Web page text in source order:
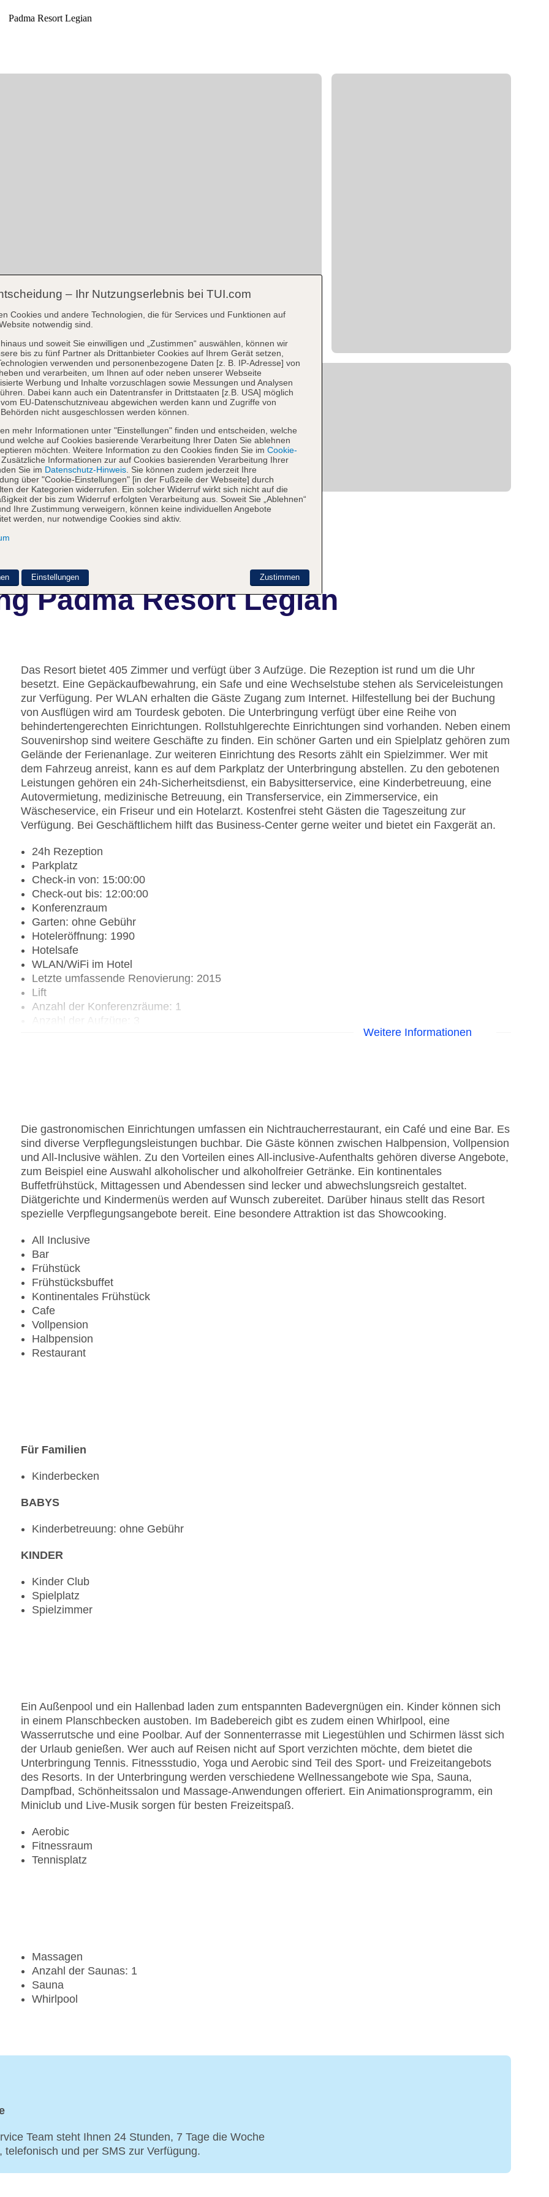
Padma Resort Legian
Das Resort bietet 405 Zimmer und verfügt über 3 Aufzüge. Die Rezeption ist rund um die Uhr
besetzt. Eine Gepäckaufbewahrung, ein Safe und eine Wechselstube stehen als Serviceleistungen
zur Verfügung. Per WLAN erhalten die Gäste Zugang zum Internet. Hilfestellung bei der Buchung
von Ausflügen wird am Tourdesk geboten. Die Unterbringung verfügt über eine Reihe von
behindertengerechten Einrichtungen. Rollstuhlgerechte Einrichtungen sind vorhanden. Neben einem
Souvenirshop sind weitere Geschäfte zu finden. Ein schöner Garten und ein Spielplatz gehören zum
Gelände der Ferienanlage. Zur weiteren Einrichtung des Resorts zählt ein Spielzimmer. Wer mit
dem Fahrzeug anreist, kann es auf dem Parkplatz der Unterbringung abstellen. Zu den gebotenen
Leistungen gehören ein 24h-Sicherheitsdienst, ein Babysitterservice, eine Kinderbetreuung, eine
Autovermietung, medizinische Betreuung, ein Transferservice, ein Zimmerservice, ein
Wäscheservice, ein Friseur und ein Hotelarzt. Kostenfrei steht Gästen die Tageszeitung zur
Verfügung. Bei Geschäftlichem hilft das Business-Center gerne weiter und bietet ein Faxgerät an.
24h Rezeption
Parkplatz
Check-in von: 15:00:00
Check-out bis: 12:00:00
Konferenzraum
Garten: ohne Gebühr
Hoteleröffnung: 1990
Hotelsafe
WLAN/WiFi im Hotel
Letzte umfassende Renovierung: 2015
Lift
Anzahl der Konferenzräume: 1
Anzahl der Aufzüge: 3
Landeskategorie: 5 Sterne
Weitere Informationen
Die gastronomischen Einrichtungen umfassen ein Nichtraucherrestaurant, ein Café und eine Bar. Es
sind diverse Verpflegungsleistungen buchbar. Die Gäste können zwischen Halbpension, Vollpension
und All-Inclusive wählen. Zu den Vorteilen eines All-inclusive-Aufenthalts gehören diverse Angebote,
zum Beispiel eine Auswahl alkoholischer und alkoholfreier Getränke. Ein kontinentales
Buffetfrühstück, Mittagessen und Abendessen sind lecker und abwechslungsreich gestaltet.
Diätgerichte und Kindermenüs werden auf Wunsch zubereitet. Darüber hinaus stellt das Resort
spezielle Verpflegungsangebote bereit. Eine besondere Attraktion ist das Showcooking.
All Inclusive
Bar
Frühstück
Frühstücksbuffet
Kontinentales Frühstück
Cafe
Vollpension
Halbpension
Restaurant
Für Familien
Kinderbecken
BABYS
Kinderbetreuung: ohne Gebühr
KINDER
Kinder Club
Spielplatz
Spielzimmer
Ein Außenpool und ein Hallenbad laden zum entspannten Badevergnügen ein. Kinder können sich
in einem Planschbecken austoben. Im Badebereich gibt es zudem einen Whirlpool, eine
Wasserrutsche und eine Poolbar. Auf der Sonnenterrasse mit Liegestühlen und Schirmen lässt sich
der Urlaub genießen. Wer auch auf Reisen nicht auf Sport verzichten möchte, dem bietet die
Unterbringung Tennis. Fitnessstudio, Yoga und Aerobic sind Teil des Sport- und Freizeitangebots
des Resorts. In der Unterbringung werden verschiedene Wellnessangebote wie Spa, Sauna,
Dampfbad, Schönheitssalon und Massage-Anwendungen offeriert. Ein Animationsprogramm, ein
Miniclub und Live-Musik sorgen für besten Freizeitspaß.
Aerobic
Fitnessraum
Tennisplatz
Massagen
Anzahl der Saunas: 1
Sauna
Whirlpool
Team steht Ihnen 24 Stunden, 7 Tage die Woche
und per SMS zur Verfügung.
– Ihr Nutzungserlebnis bei TUI.com
Cookies und andere Technologien, die für Services und Funktionen auf
notwendig sind.
und soweit Sie einwilligen und „Zustimmen“ auswählen, können wir
bis zu fünf Partner als Drittanbieter Cookies auf Ihrem Gerät setzen,
verwenden und personenbezogene Daten [z. B. IP-Adresse] von
und verarbeiten, um Ihnen auf oder neben unserer Webseite
Werbung und Inhalte vorzuschlagen sowie Messungen und Analysen
Dabei kann auch ein Datentransfer in Drittstaaten [z.B. USA] möglich
EU-Datenschutzniveau abgewichen werden kann und Zugriffe von
nicht ausgeschlossen werden können.
mehr Informationen unter "Einstellungen" finden und entscheiden, welche
welche auf Cookies basierende Verarbeitung Ihrer Daten Sie ablehnen
möchten. Weitere Information zu den Cookies finden Sie im Cookie-
. Zusätzliche Informationen zur auf Cookies basierenden Verarbeitung Ihrer
Sie im Datenschutz-Hinweis . Sie können zudem jederzeit Ihre
über "Cookie-Einstellungen" [in der Fußzeile der Webseite] durch
der Kategorien widerrufen. Ein solcher Widerruf wirkt sich nicht auf die
der bis zum Widerruf erfolgten Verarbeitung aus. Soweit Sie „Ablehnen“
Ihre Zustimmung verweigern, können keine individuellen Angebote
werden, nur notwendige Cookies sind aktiv.
Zustimmen
Einstellungen